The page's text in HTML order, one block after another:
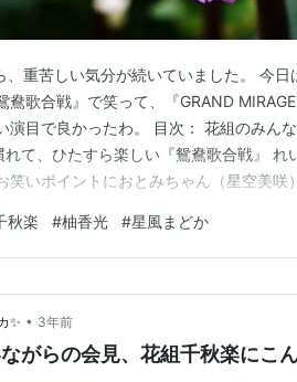
、重苦しい気分が続いていました。 今
鴦歌合戦』で笑って、『GRAND
演目で良かったわ。 目次： 花組のみん
て、ひたすら楽しい『鴛鴦歌合戦』 れ
笑いポイントにおとみちゃん（星空美咲
楽しめるのか、と心配でしたが、 チョン
い観劇の思い出が…
秋楽 #柚香光 #星風まどか
✨ • 3年前
ながらの会見、花組千秋楽にこ